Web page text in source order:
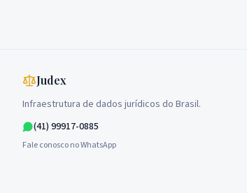
Judex
Infraestrutura de dados jurídicos do Brasil.
(41) 99917-0885
Fale conosco no WhatsApp